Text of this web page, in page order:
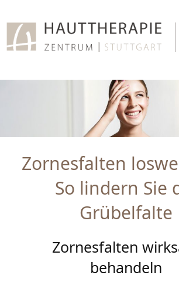
Inhalt
springen
Zornesfalten
So lindern Sie
Grübelfalte
Zornesfalten
behandeln